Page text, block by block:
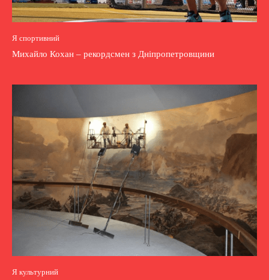
Я спортивний
Михайло Кохан – рекордсмен з Дніпропетровщини
Я культурний